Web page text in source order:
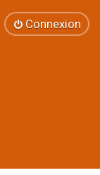
Connexion